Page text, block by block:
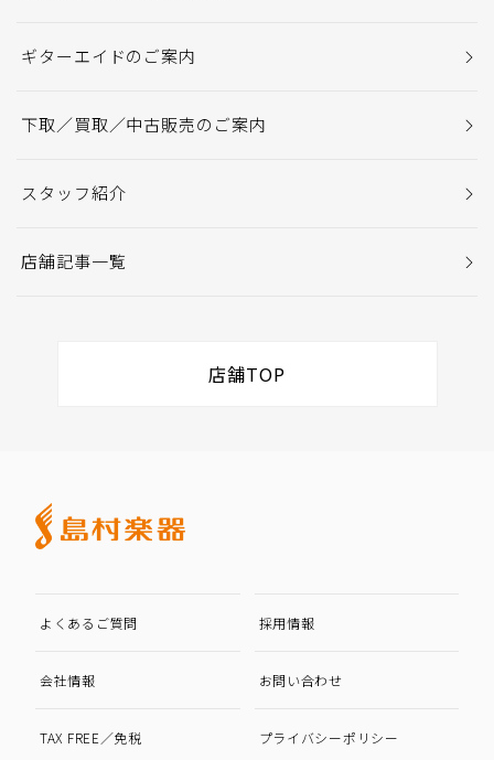
ギターエイドのご案内
下取／買取／中古販売のご案内
スタッフ紹介
店舗記事一覧
店舗TOP
よくあるご質問 採用情報
会社情報 お問い合わせ
TAX FREE／免税 プライバシーポリシー